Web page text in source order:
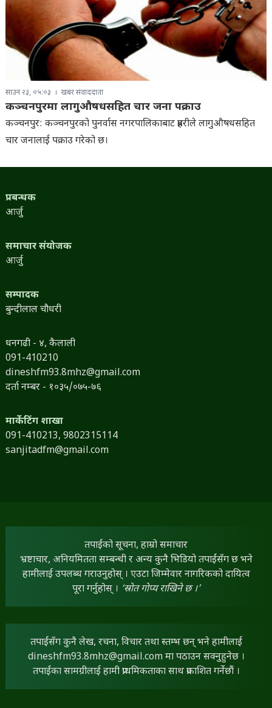
साउन २३, ०५:०३ खबर संवाददाता
कञ्चनपुरमा लागुऔषधसहित चार जना पक्राउ
कञ्चनपुर: कञ्चनपुरको पुनर्वास नगरपालिकाबाट प्रहरीले लागुऔषधसहित
चार जनालाई पक्राउ गरेको छ।
प्रबन्धक
आर्जु
समाचार संयोजक
आर्जु
सम्पादक
बुन्दीलाल चौधरी
धनगढी - ४, कैलाली
091-410210
dineshfm93.8mhz@gmail.com
दर्ता नम्बर - १०३५/०७५-७६
मार्केटिंग शाखा
091-410213, 9802315114
sanjitadfm@gmail.com
तपाईंको सूचना, हाम्रो समाचार
भ्रष्टाचार, अनियमितता सम्बन्धी र अन्य कुनै भिडियो तपाईंसँग छ भने
हामीलाई उपलब्ध गराउनुहोस् । एउटा जिम्मेवार नागरिकको दायित्व
पूरा गर्नुहोस् । ‘स्रोत गोप्य राखिने छ ।’
तपाईंसँग कुनै लेख, रचना, विचार तथा स्तम्भ छन् भने हामीलाई
dineshfm93.8mhz@gmail.comमा पठाउन सक्नुहुनेछ ।
तपाईंका सामग्रीलाई हामी प्राथमिकताका साथ प्रकाशित गर्नेछौं ।